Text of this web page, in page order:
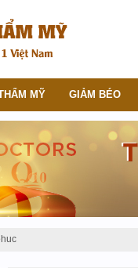
MỸ GIẢM BÉO